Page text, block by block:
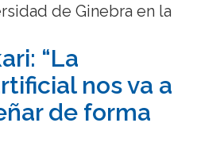
os
os
os
de Ginebra en la
“La
nos va a
de forma